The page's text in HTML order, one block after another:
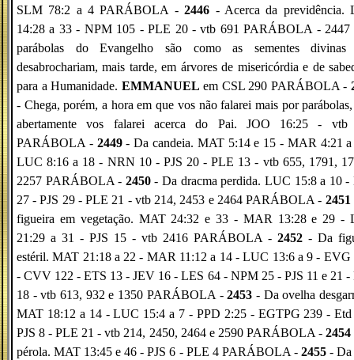
SLM 78:2 a 4 PARÁBOLA -2446 - Acerca da previdência.
14:28 a 33 - NPM 105 - PLE 20 - vtb 691 PARÁBOLA - 2447
parábolas do Evangelho são como as sementes divinas
desabrochariam, mais tarde, em árvores de misericórdia e de
para a Humanidade. EMMANUEL em CSL 290 PARÁBOLA -
- Chega, porém, a hora em que vos não falarei mais por
abertamente vos falarei acerca do Pai. JOO 16:25 - vtb
PARÁBOLA - 2449- Da candeia. MAT 5:14 e 15 - MAR 4:21
LUC 8:16 a 18 - NRN 10 - PJS 20 - PLE 13 - vtb 655, 1791,
2257 PARÁBOLA - 2450- Da dracma perdida. LUC 15:8 a 10 -
27 - PJS 29 - PLE 21 - vtb 214, 2453 e 2464 PARÁBOLA - 2451
figueira em vegetação. MAT 24:32 e 33 - MAR 13:28 e 29 -
21:29 a 31 - PJS 15 - vtb 2416 PARÁBOLA - 2452 - Da
estéril. MAT 21:18 a 22 - MAR 11:12 a 14 - LUC 13:6 a 9 - EVG
- CVV 122 - ETS 13 - JEV 16 - LES 64 - NPM 25 - PJS 11 e 21 -
18 - vtb 613, 932 e 1350 PARÁBOLA -2453 - Da ovelha
MAT 18:12 a 14 - LUC 15:4 a 7 - PPD 2:25 - EGTPG 239 -
PJS 8 - PLE 21 - vtb 214, 2450, 2464 e 2590 PARÁBOLA - 2454
pérola. MAT 13:45 e 46 - PJS 6 - PLE 4 PARÁBOLA - 2455- Da